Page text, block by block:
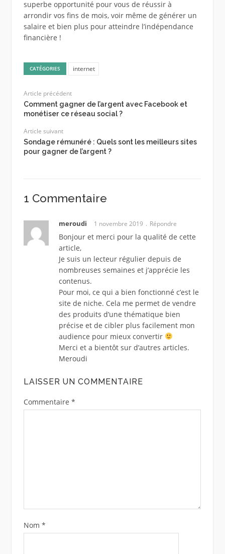
superbe opportunité pour vous de réussir à
arrondir vos fins de mois, voir même de générer un
salaire et bien plus pour atteindre l’indépendance
financière !
CATÉGORIES internet
Article précédent
Comment gagner de l’argent avec Facebook et
monétiser ce réseau social ?
Article suivant
Sondage rémunéré : Quels sont les meilleurs sites
pour gagner de l’argent ?
1 Commentaire
meroudi 1 novembre 2019 Répondre
Bonjour et merci pour la qualité de cette
article,
Je suis un lecteur régulier depuis de
nombreuses semaines et j’apprécie les
contenus.
Pour moi, ce qui a bien fonctionné c’est le
site de niche. Cela me permet de vendre
des produits d’une thématique bien
précise et de cibler plus facilement mon
audience pour mieux convertir
Merci et a bientôt sur d’autres articles.
Meroudi
LAISSER UN COMMENTAIRE
Commentaire *
Nom *